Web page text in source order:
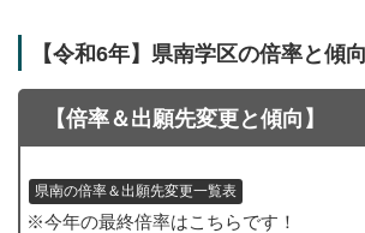
【令和6年】県南学区の倍率と傾向
【倍率＆出願先変更と傾向】
県南の倍率＆出願先変更一覧表
※今年の最終倍率はこちらです！